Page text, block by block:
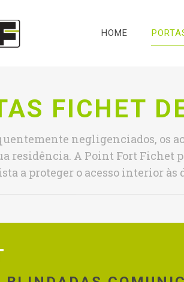
HOME
FICHET
negligenciados, os
residência. A Point Fort Fichet
a proteger o acesso interior